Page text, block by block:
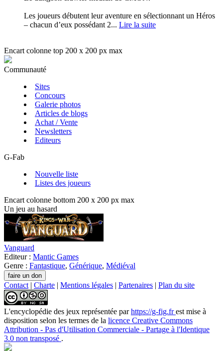
Les joueurs débutent leur aventure en sélectionnant un Héros
– chacun d’eux possédant 2... Lire la suite
Encart colonne top 200 x 200 px max
Communauté
Sites
Concours
Galerie photos
Articles de blogs
Achat / Vente
Newsletters
Editeurs
G-Fab
Nouvelle liste
Listes des joueurs
Encart colonne bottom 200 x 200 px max
Un jeu au hasard
Vanguard
Editeur : Mantic Games
Genre : Fantastique, Générique, Médiéval
Contact | Charte | Mentions légales | Partenaires | Plan du site
L'encyclopédie des jeux représentée parhttps://g-fig.frest mise à
disposition selon les termes de la licence Creative Commons
Attribution - Pas d'Utilisation Commerciale - Partage à l'Identique
3.0 non transposé .